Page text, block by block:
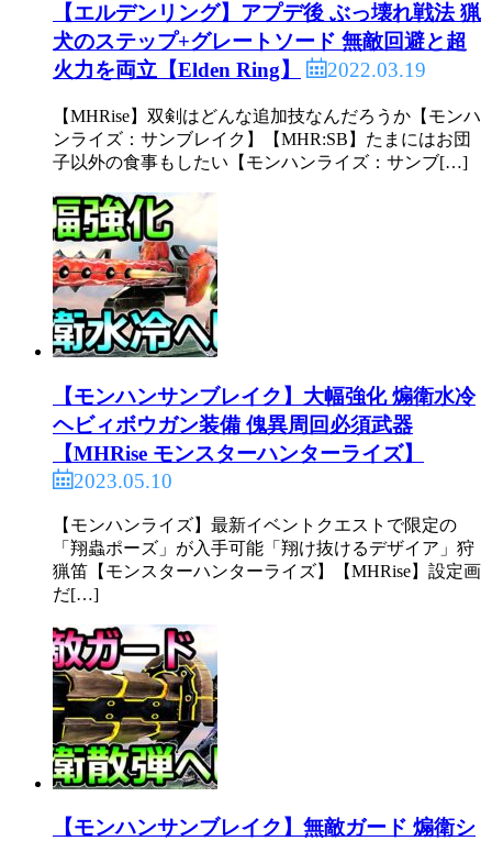
【エルデンリング】アプデ後 ぶっ壊れ戦法 猟
犬のステップ+グレートソード 無敵回避と超
火力を両立【Elden Ring】
2022.03.19
【MHRise】双剣はどんな追加技なんだろうか【モンハ
ンライズ：サンブレイク】【MHR:SB】たまにはお団
子以外の食事もしたい【モンハンライズ：サンブ[…]
【モンハンサンブレイク】大幅強化 煽衛水冷
ヘビィボウガン装備 傀異周回必須武器
【MHRise モンスターハンターライズ】
2023.05.10
【モンハンライズ】最新イベントクエストで限定の
「翔蟲ポーズ」が入手可能「翔け抜けるデザイア」狩
猟笛【モンスターハンターライズ】【MHRise】設定画
だ[…]
【モンハンサンブレイク】無敵ガード 煽衛シ